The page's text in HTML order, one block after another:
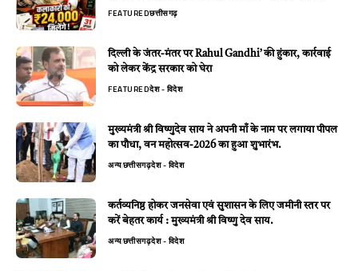
FEATUREDछत्तीसगढ़
दिल्ली के जंतर-मंतर पर Rahul Gandhi’ की हुंकार, कार्रवाई
को लेकर केंद्र सरकार को घेरा
FEATUREDदेश - विदेश
मुख्यमंत्री श्री विष्णुदेव साय ने अपनी माँ के नाम पर लगाया पीपल
का पौधा, वन महोत्सव-2026 का हुआ शुभारंभ.
अन्यछत्तीसगढ़देश - विदेश
कर्तव्यनिष्ठ होकर जनसेवा एवं सुशासन के लिए जमीनी स्तर पर
करें बेहतर कार्य : मुख्यमंत्री श्री विष्णु देव साय.
अन्यछत्तीसगढ़देश - विदेश